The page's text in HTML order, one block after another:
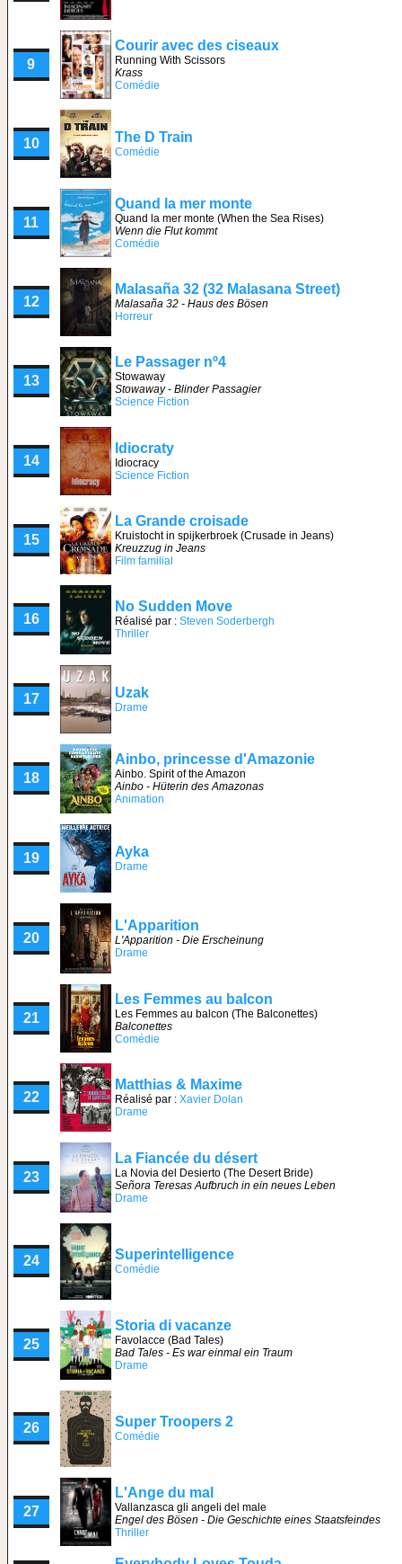
9
Courir avec des ciseaux
Running With Scissors
Krass
Comédie
10 The D Train
Comédie
11
Quand la mer monte
Quand la mer monte (When the Sea Rises)
Wenn die Flut kommt
Comédie
12
Malasaña 32 (32 Malasana Street)
Malasaña 32 - Haus des Bösen
Horreur
13
Le Passager nº4
Stowaway
Stowaway - Blinder Passagier
Science Fiction
14
Idiocraty
Idiocracy
Science Fiction
15
La Grande croisade
Kruistocht in spijkerbroek (Crusade in Jeans)
Kreuzzug in Jeans
Film familial
16
No Sudden Move
Réalisé par : Steven Soderbergh
Thriller
17 Uzak
Drame
18
Ainbo, princesse d'Amazonie
Ainbo. Spirit of the Amazon
Ainbo - Hüterin des Amazonas
Animation
19 Ayka
Drame
20
L'Apparition
L'Apparition - Die Erscheinung
Drame
21
Les Femmes au balcon
Les Femmes au balcon (The Balconettes)
Balconettes
Comédie
22
Matthias & Maxime
Réalisé par : Xavier Dolan
Drame
23
La Fiancée du désert
La Novia del Desierto (The Desert Bride)
Señora Teresas Aufbruch in ein neues Leben
Drame
24 Superintelligence
Comédie
25
Storia di vacanze
Favolacce (Bad Tales)
Bad Tales - Es war einmal ein Traum
Drame
26 Super Troopers 2
Comédie
27
L'Ange du mal
Vallanzasca gli angeli del male
Engel des Bösen - Die Geschichte eines Staatsfeindes
Thriller